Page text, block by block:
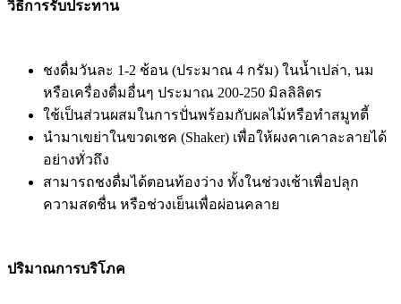
วิธีการรับประทาน
ชงดื่มวันละ 1-2 ช้อน (ประมาณ 4 กรัม) ในน้ำเปล่า, นม
หรือเครื่องดื่มอื่นๆ ประมาณ 200-250 มิลลิลิตร
ใช้เป็นส่วนผสมในการปั่นพร้อมกับผลไม้หรือทำสมูทตี้
นำมาเขย่าในขวดเชค (Shaker) เพื่อให้ผงคาเคาละลายได้
อย่างทั่วถึง
สามารถชงดื่มได้ตอนท้องว่าง ทั้งในช่วงเช้าเพื่อปลุก
ความสดชื่น หรือช่วงเย็นเพื่อผ่อนคลาย
ปริมาณการบริโภค